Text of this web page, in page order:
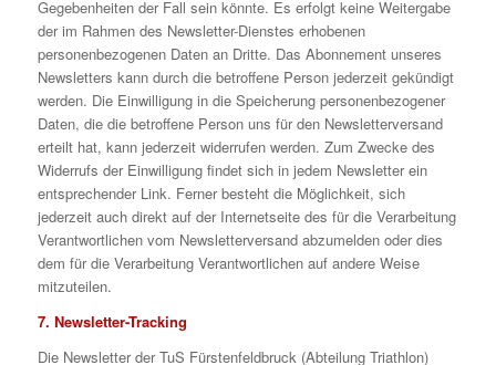
Gegebenheiten der Fall sein könnte. Es erfolgt keine Weitergabe
der im Rahmen des Newsletter-Dienstes erhobenen
personenbezogenen Daten an Dritte. Das Abonnement unseres
Newsletters kann durch die betroffene Person jederzeit gekündigt
werden. Die Einwilligung in die Speicherung personenbezogener
Daten, die die betroffene Person uns für den Newsletterversand
erteilt hat, kann jederzeit widerrufen werden. Zum Zwecke des
Widerrufs der Einwilligung findet sich in jedem Newsletter ein
entsprechender Link. Ferner besteht die Möglichkeit, sich
jederzeit auch direkt auf der Internetseite des für die Verarbeitung
Verantwortlichen vom Newsletterversand abzumelden oder dies
dem für die Verarbeitung Verantwortlichen auf andere Weise
mitzuteilen.
7. Newsletter-Tracking
Die Newsletter der TuS Fürstenfeldbruck (Abteilung Triathlon)